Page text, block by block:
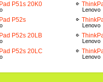
P51s 20K0
P52s
P52s 20LB
P52s 20LC
Lenovo
Lenovo
Lenovo
Lenovo